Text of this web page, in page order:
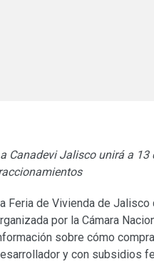
Canadevi Jalisco unirá a
Feria de Vivienda de
por la Cámara
sobre cómo
y con subsidios